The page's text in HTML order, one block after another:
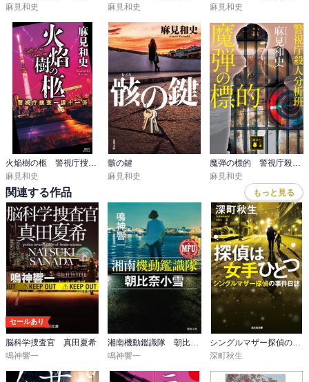
麻見和史
麻見和史
麻見和史
麻見和史
骸の鍵
麻見和史
麻見和史
関連する作品 もっと見る
セールあり
脳科学捜査官 真田夏希
鳴神響一
湘南機動鑑識隊 朝比奈小雪
鳴神響一
シングルマザー探偵の事件日誌
深町秋生